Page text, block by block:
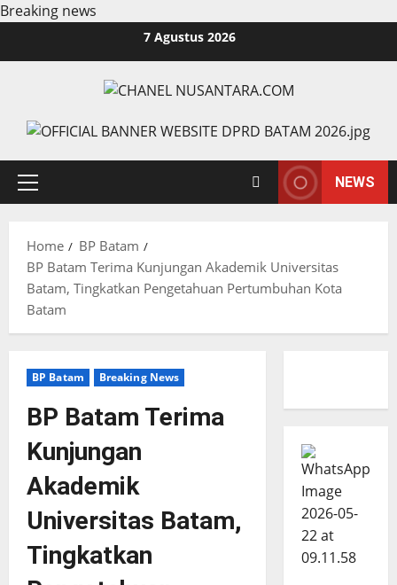
Breaking news
7 Agustus 2026
Primary
NEWS
Home
BP Batam
BP Batam Terima Kunjungan Akademik Universitas
Batam, Tingkatkan Pengetahuan Pertumbuhan Kota
Batam
BP Batam Breaking News
BP Batam Terima
Kunjungan
Akademik
Universitas Batam,
Tingkatkan